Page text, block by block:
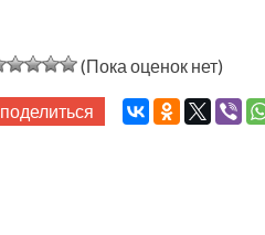
(Пока оценок нет)
поделиться